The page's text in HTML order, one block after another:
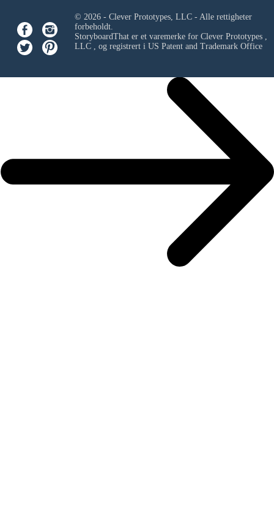
© 2026 - Clever Prototypes, LLC - Alle rettigheter
forbeholdt.
StoryboardThat er et varemerke for Clever Prototypes ,
LLC, og registrert i US Patent and Trademark Office